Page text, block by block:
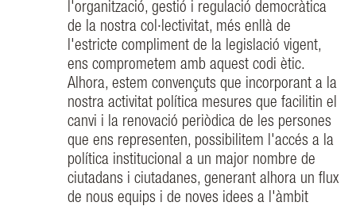
l'organització, gestió i regulació democràtica
de la nostra col·lectivitat, més enllà de
l'estricte compliment de la legislació vigent,
ens comprometem amb aquest codi ètic.
Alhora, estem convençuts que incorporant a la
nostra activitat política mesures que facilitin el
canvi i la renovació periòdica de les persones
que ens representen, possibilitem l'accés a la
política institucional a un major nombre de
ciutadans i ciutadanes, generant alhora un flux
de nous equips i de noves idees a l'àmbit